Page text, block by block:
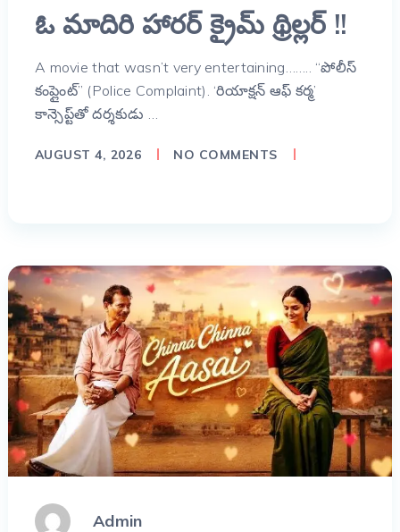
ఓ మాదిరి హారర్ క్రైమ్ థ్రిల్లర్ !!
A movie that wasn’t very entertaining…….. “పోలీస్
కంప్లైంట్” (Police Complaint). ‘రియాక్షన్ ఆఫ్ కర్మ’
కాన్సెప్ట్‌తో దర్శకుడు …
AUGUST 4, 2026 NO COMMENTS
Admin